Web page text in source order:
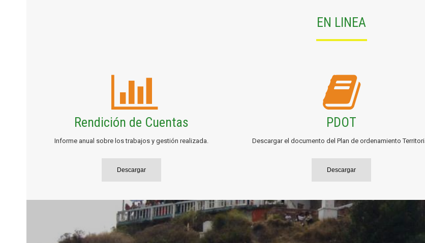
EN LINEA
Rendición de Cuentas
Informe anual sobre los trabajos y gestión realizada.
Descargar
PDOT
Descargar el documento del Plan de ordenamiento
Descargar